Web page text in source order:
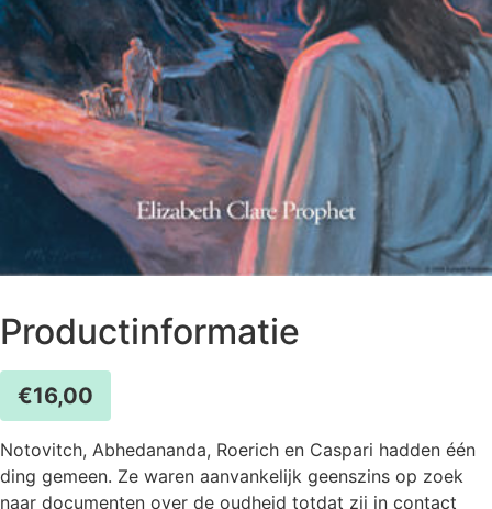
Productinformatie
€16,00
Notovitch, Abhedananda, Roerich en Caspari hadden één
ding gemeen. Ze waren aanvankelijk geenszins op zoek
naar documenten over de oudheid totdat zij in contact